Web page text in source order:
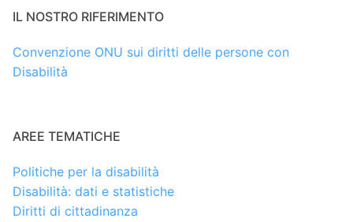
IL NOSTRO RIFERIMENTO
Convenzione ONU sui diritti delle persone con
Disabilità
AREE TEMATICHE
Politiche per la disabilità
Disabilità: dati e statistiche
Diritti di cittadinanza